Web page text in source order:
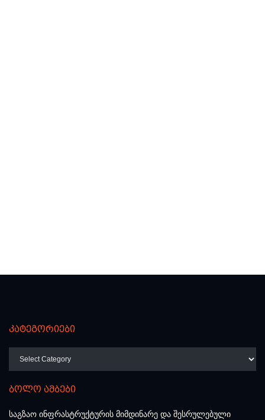
კატეგორიები
ბოლო ამბები
საგზაო ინფრასტრუქტურის მიმდინარე და შესრულებული